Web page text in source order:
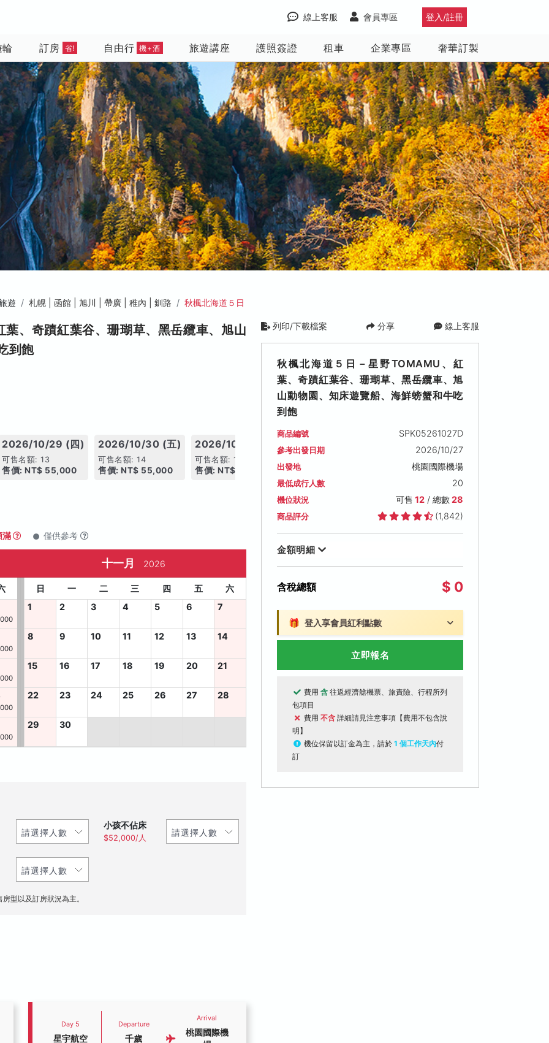
登入/註冊
會員專區
線上客服
訂房 省! 自由行 機+酒 旅遊講座 護照簽證 租車 企業專區 奢華訂製
遊 札幌 | 函館 | 旭川 | 帶廣 | 稚內 | 釧路 秋楓北海道５日
、奇蹟紅葉谷、珊瑚草、黑岳纜車、旭山
到飽
2026/10/29 (四)
可售名額: 13
售價: NT$ 55,000
2026/10/30 (五)
可售名額: 14
售價: NT$ 55,000
2026/10/31 (六)
可售名額: 12
售價: NT$ 55,000
滿 僅供參考
十一月 2026
日 一 二 三 四 五
六
1
2 3 4 5 6 7
8 9 10 11 12 13 14
15 16 17 18 19 20 21
22 23 24 25 26 27 28
29 30
小孩不佔床
$52,000/人
型以及訂房狀況為主。
Day 5
星宇航空
Departure
千歲
Arrival
桃園國際機
列印/下載檔案 分享 線上客服
秋楓北海道５日－星野TOMAMU、紅
葉、奇蹟紅葉谷、珊瑚草、黑岳纜車、旭
山動物園、知床遊覽船、海鮮螃蟹和牛吃
到飽
商品編號 SPK05261027D
參考出發日期 2026/10/27
出發地 桃園國際機場
最低成行人數 20
機位狀況 可售 12/ 總數28
商品評分 (1,842)
金額明細
含稅總額 $ 0
🎁 登入享會員紅利點數
立即報名
費用 含 往返經濟艙機票、旅責險、行程所列
包項目
費用 不含 詳細請見注意事項【費用不包含說
明】
機位保留以訂金為主，請於 1 個工作天內付
訂